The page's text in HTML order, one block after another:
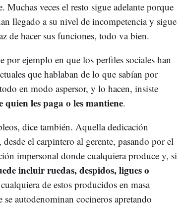
veces el resto sigue adelante porque
llegado a su nivel de incompetencia y sigue
de hacer sus funciones, todo va bien.
por ejemplo en que los perfiles sociales han
que hablaban de lo que sabían por
en modo aspersor, y lo hacen, insiste
quien les paga o les mantiene.
dice también. Aquella dedicación
el carpintero al gerente, pasando por el
impersonal donde cualquiera produce y, si
incluir ruedas, despidos, ligues o
de estos producidos en masa
se autodenominan cocineros apretando